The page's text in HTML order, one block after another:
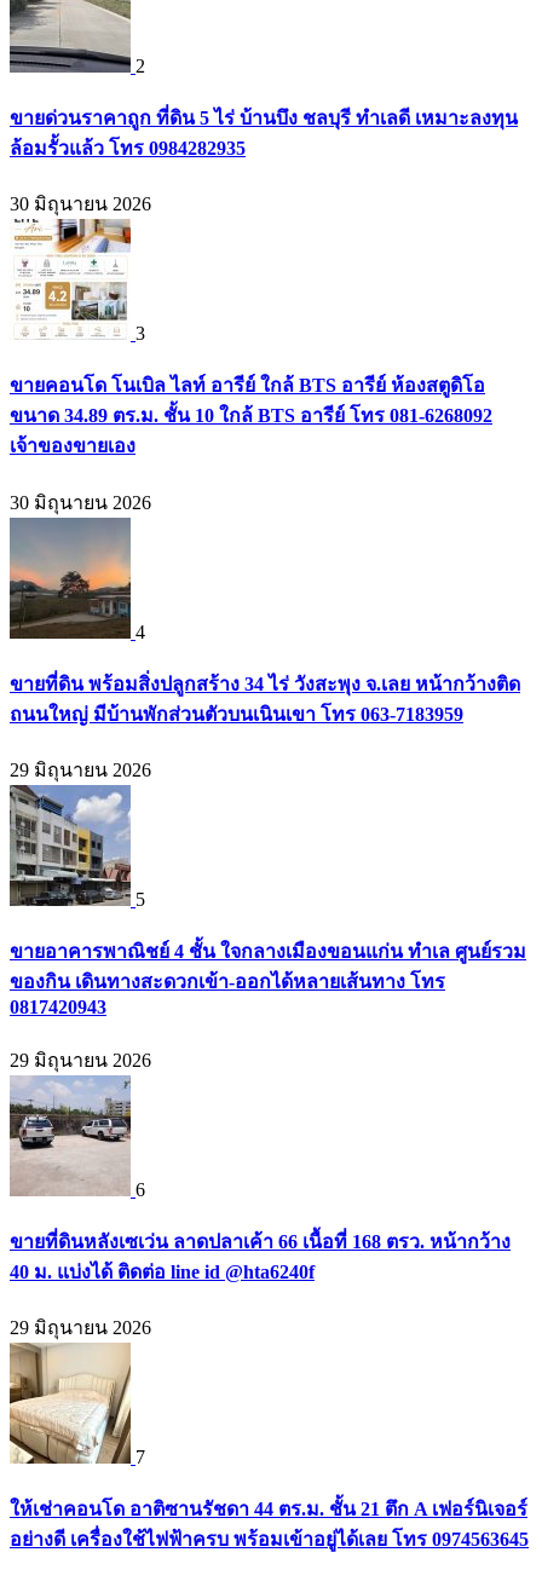
2
ขายด่วนราคาถูก ที่ดิน 5 ไร่ บ้านบึง ชลบุรี ทำเลดี เหมาะลงทุน
ล้อมรั้วแล้ว โทร 0984282935
30 มิถุนายน 2026
3
ขายคอนโด โนเบิล ไลท์ อารีย์ ใกล้ BTS อารีย์ ห้องสตูดิโอ
ขนาด 34.89 ตร.ม. ชั้น 10 ใกล้ BTS อารีย์ โทร 081-6268092
เจ้าของขายเอง
30 มิถุนายน 2026
4
ขายที่ดิน พร้อมสิ่งปลูกสร้าง 34 ไร่ วังสะพุง จ.เลย หน้ากว้างติด
ถนนใหญ่ มีบ้านพักส่วนตัวบนเนินเขา โทร 063-7183959
29 มิถุนายน 2026
5
ขายอาคารพาณิชย์ 4 ชั้น ใจกลางเมืองขอนแก่น ทำเล ศูนย์รวม
ของกิน เดินทางสะดวกเข้า-ออกได้หลายเส้นทาง โทร
0817420943
29 มิถุนายน 2026
6
ขายที่ดินหลังเซเว่น ลาดปลาเค้า 66 เนื้อที่ 168 ตรว. หน้ากว้าง
40 ม. แบ่งได้ ติดต่อ line id @hta6240f
29 มิถุนายน 2026
7
ให้เช่าคอนโด อาติซานรัชดา 44 ตร.ม. ชั้น 21 ตึก A เฟอร์นิเจอร์
อย่างดี เครื่องใช้ไฟฟ้าครบ พร้อมเข้าอยู่ได้เลย โทร 0974563645